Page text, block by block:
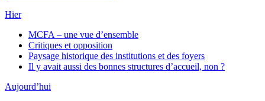
Hier
MCFA – une vue d’ensemble
Critiques et opposition
Paysage historique des institutions et des foyers
Il y avait aussi des bonnes structures d’accueil, non ?
Aujourd’hui